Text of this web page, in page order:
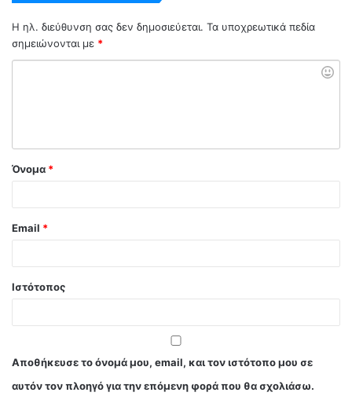
Η ηλ. διεύθυνση σας δεν δημοσιεύεται. Τα υποχρεωτικά πεδία
σημειώνονται με *
Όνομα *
Email *
Ιστότοπος
Αποθήκευσε το όνομά μου, email, και τον ιστότοπο μου σε
αυτόν τον πλοηγό για την επόμενη φορά που θα σχολιάσω.